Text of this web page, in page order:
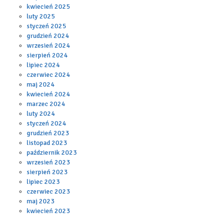
kwiecień 2025
luty 2025
styczeń 2025
grudzień 2024
wrzesień 2024
sierpień 2024
lipiec 2024
czerwiec 2024
maj 2024
kwiecień 2024
marzec 2024
luty 2024
styczeń 2024
grudzień 2023
listopad 2023
październik 2023
wrzesień 2023
sierpień 2023
lipiec 2023
czerwiec 2023
maj 2023
kwiecień 2023